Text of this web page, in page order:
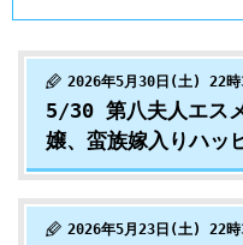
2026年5月30日(土) 22時
5/30 第八夫人エス
嬢、蛮族嫁入りハッ
2026年5月23日(土) 22時